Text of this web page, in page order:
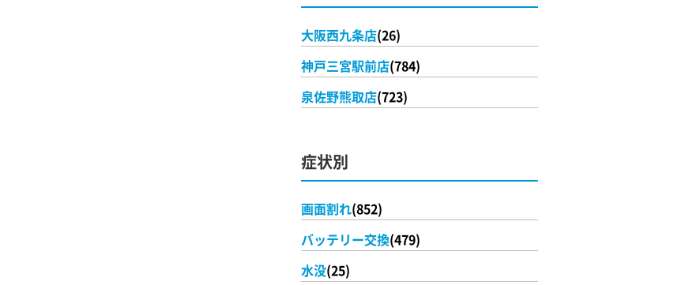
大阪西九条店(26)
神戸三宮駅前店(784)
泉佐野熊取店(723)
症状別
画面割れ(852)
バッテリー交換(479)
水没(25)